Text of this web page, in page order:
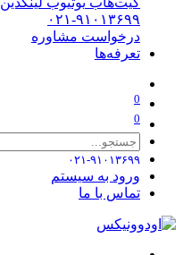
۰۲۱-۹۱۰۱۳۶۹۹
درخواست مشاوره
تعرفه‌ها
0
0
۰۲۱-۹۱۰۱۳۶۹۹
ورود به سیستم
تماس با ما